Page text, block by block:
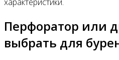
Перфоратор или
выбрать для